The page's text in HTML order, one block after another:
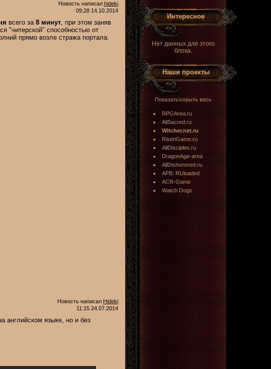
Новость написал hideki
09:28 14.10.2014
всего за 8 минут, при этом заняв
"читерской" способностью от
прямо возле стража портала.
Новость написал Hideki
11:15 24.07.2014
английском языке, но и без
Интересное
Нет данных для этого
блока.
Наши проекты
Показать\скрыть весь
RPGArea.ru
AllSacred.ru
Witcher.net.ru
RisenGame.ru
AllDisciples.ru
DragonAge-area
AllDishonored.ru
APB: RUloaded
ACR-Game
Watch Dogs